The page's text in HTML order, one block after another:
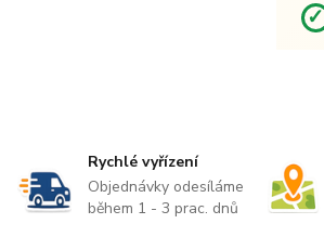
✓
Rychlé vyřízení
Objednávky odesíláme
během 1 - 3 prac. dnů